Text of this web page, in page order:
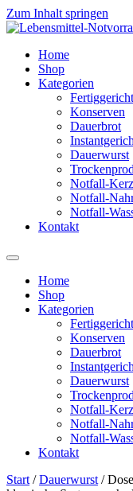
Zum Inhalt springen
Home
Shop
Kategorien
Konserven
Dauerbrot
Dauerwurst
Notfall-
Notfall-
Notfall-
Kontakt
Home
Shop
Kategorien
Konserven
Dauerbrot
Dauerwurst
Notfall-
Notfall-
Notfall-
Kontakt
Start /Dauerwurst /